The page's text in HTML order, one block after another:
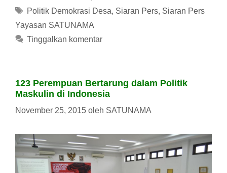
Tag
Politik Demokrasi Desa, Siaran Pers, Siaran Pers
Yayasan SATUNAMA
Tinggalkan komentar
123 Perempuan Bertarung dalam Politik
Maskulin di Indonesia
November 25, 2015 oleh SATUNAMA